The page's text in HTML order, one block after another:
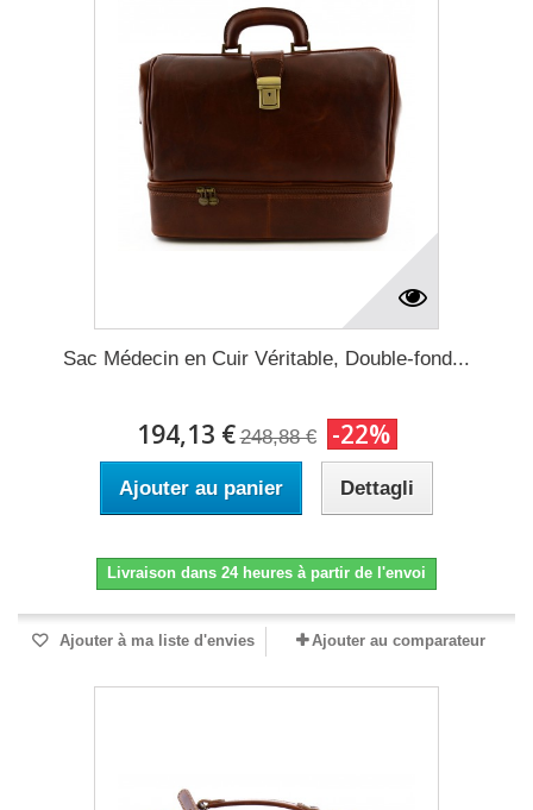
Sac Médecin en Cuir Véritable, Double-fond...
194,13 € 248,88 € -22%
Ajouter au panier Dettagli
Livraison dans 24 heures à partir de l'envoi
Ajouter à ma liste d'envies Ajouter au comparateur